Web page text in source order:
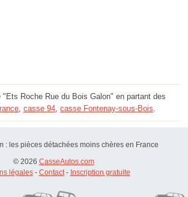
"Ets Roche Rue du Bois Galon" en partant des
, casse 94, casse Fontenay-sous-Bois.
: les pièces détachées moins chères en France
© 2026 CasseAutos.com
légales- Contact- Inscription gratuite